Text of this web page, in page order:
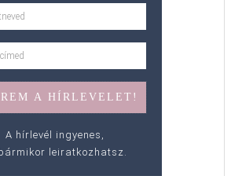
A hírlevél ingyenes,
leiratkozhatsz.